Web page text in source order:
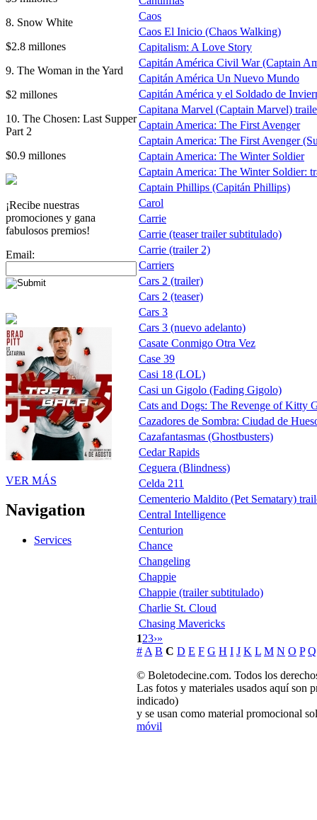
8. Snow White
$2.8 millones
9. The Woman in the Yard
$2 millones
10. The Chosen: Last Supper
Part 2
$0.9 millones
¡Recibe nuestras
promociones y gana
fabulosos premios!
Email:
VER MÁS
Navigation
Services
Caos
Caos El Inicio (Chaos Walking)
Capitalism: A Love Story
Capitán América Civil War (Captain
Capitán América Un Nuevo Mundo
Capitán América y el Soldado de
Capitana Marvel (Captain Marvel)
Captain America: The First Avenger
Captain America: The First Avenger
Captain America: The Winter Soldier
Captain America: The Winter Soldier:
Captain Phillips (Capitán Phillips)
Carol
Carrie
Carrie (teaser trailer subtitulado)
Carrie (trailer 2)
Carriers
Cars 2 (trailer)
Cars 2 (teaser)
Cars 3
Cars 3 (nuevo adelanto)
Casate Conmigo Otra Vez
Case 39
Casi 18 (LOL)
Casi un Gigolo (Fading Gigolo)
Cats and Dogs: The Revenge of Kitty
Cazadores de Sombra: Ciudad de
Cazafantasmas (Ghostbusters)
Cedar Rapids
Ceguera (Blindness)
Celda 211
Cementerio Maldito (Pet Sematary)
Central Intelligence
Centurion
Chance
Changeling
Chappie
Chappie (trailer subtitulado)
Charlie St. Cloud
Chasing Mavericks
123›»
# A B C D E F G H I J K L M N O P Q
© Boletodecine.com. Todos los
Las fotos y materiales usados aquí son
indicado)
y se usan como material promocional
móvil